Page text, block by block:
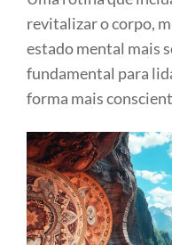
revitalizar o corpo,
estado mental mais
fundamental para
forma mais